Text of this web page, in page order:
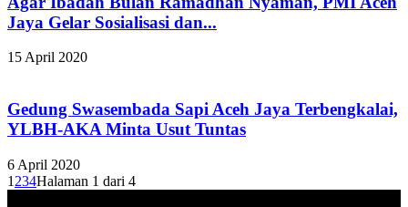
Jaya Gelar Sosialisasi dan...
15 April 2020
Gedung Swasembada Sapi Aceh Jaya Terbengkalai,
YLBH-AKA Minta Usut Tuntas
6 April 2020
1 234Halaman 1 dari 4